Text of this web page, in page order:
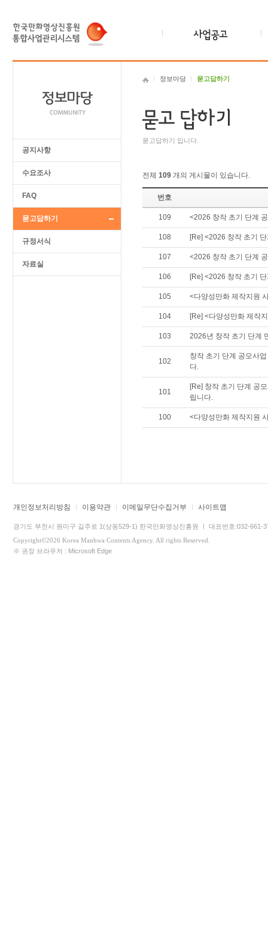
공지사항
수요조사
FAQ
묻고답하기
규정서식
자료실
정보마당 묻고답하기
묻고답하기 입니다.
전체 109 개의 게시물이 있습니다.
번호
109 <2026 창작 초기 단계
108 [Re] <2026 창작 초기
107 <2026 창작 초기 단계
106 [Re] <2026 창작 초기
105 <다양성만화 제작지원
104 [Re] <다양성만화 제작
103 2026년 창작 초기 단계
102
창작 초기 단계 공모사
다.
101
[Re] 창작 초기 단계 공
립니다.
100 <다양성만화 제작지원
개인정보처리방침 이용약관 이메일무단수집거부 사이트맵
경기도 부천시 원미구 길주로 1(상동529-1) 한국만화영상진흥원 ㅣ 대표번호:032-661-
Copyright©2026 Korea Manhwa Contents Agency. All rights Reserved.
※ 권장 브라우저 : Microsoft Edge